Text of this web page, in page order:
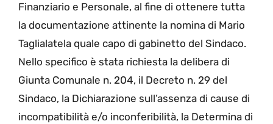
Finanziario e Personale, al fine di ottenere tutta
la documentazione attinente la nomina di Mario
Taglialatela quale capo di gabinetto del Sindaco.
Nello specifico è stata richiesta la delibera di
Giunta Comunale n. 204, il Decreto n. 29 del
Sindaco, la Dichiarazione sull’assenza di cause di
incompatibilità e/o inconferibilità, la Determina di